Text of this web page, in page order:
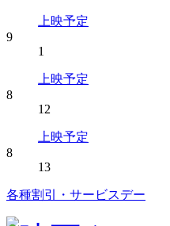
上映予定
9
1
上映予定
8
12
上映予定
8
13
各種割引・サービスデー